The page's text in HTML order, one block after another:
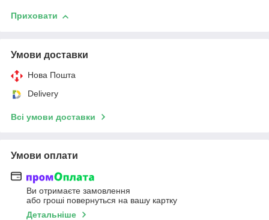
Приховати
Умови доставки
Нова Пошта
Delivery
Всі умови доставки
Умови оплати
Ви отримаєте замовлення
або гроші повернуться на вашу картку
Детальніше